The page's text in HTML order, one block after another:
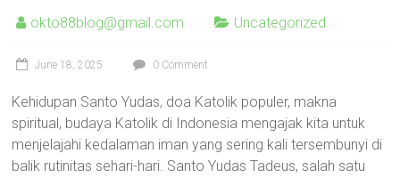
okto88blog@gmail.com Uncategorized
June 18, 2025 0 Comment
Kehidupan Santo Yudas, doa Katolik populer, makna
spiritual, budaya Katolik di Indonesia mengajak kita untuk
menjelajahi kedalaman iman yang sering kali tersembunyi di
balik rutinitas sehari-hari. Santo Yudas Tadeus, salah satu